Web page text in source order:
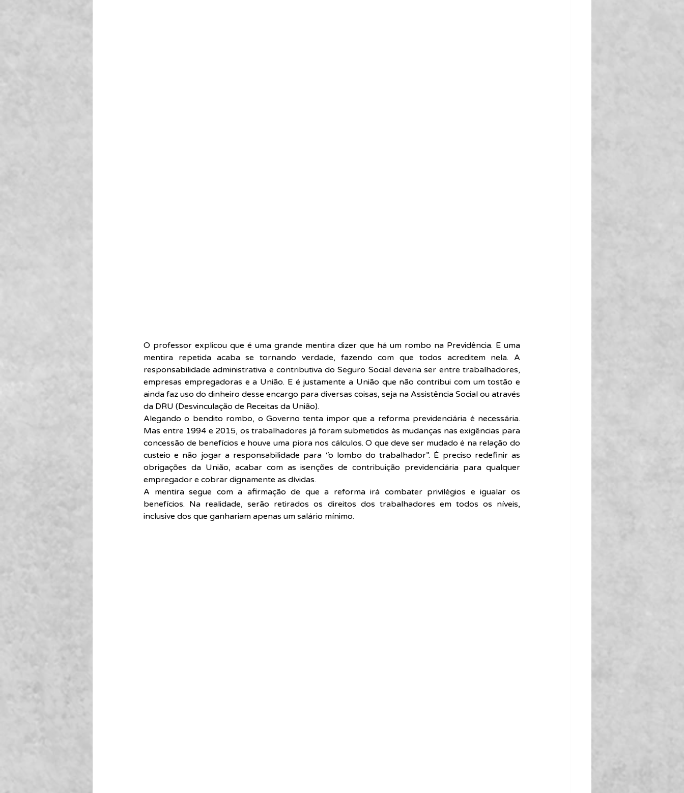
O professor explicou que é uma grande mentira dizer que há um rombo na Previdência. E uma
mentira repetida acaba se tornando verdade, fazendo com que todos acreditem nela. A
responsabilidade administrativa e contributiva do Seguro Social deveria ser entre trabalhadores,
empresas empregadoras e a União. E é justamente a União que não contribui com um tostão e
ainda faz uso do dinheiro desse encargo para diversas coisas, seja na Assistência Social ou através
da DRU (Desvinculação de Receitas da União).
Alegando o bendito rombo, o Governo tenta impor que a reforma previdenciária é necessária.
Mas entre 1994 e 2015, os trabalhadores já foram submetidos às mudanças nas exigências para
concessão de benefícios e houve uma piora nos cálculos. O que deve ser mudado é na relação do
custeio e não jogar a responsabilidade para “o lombo do trabalhador”. É preciso redefinir as
obrigações da União, acabar com as isenções de contribuição previdenciária para qualquer
empregador e cobrar dignamente as dívidas.
A mentira segue com a afirmação de que a reforma irá combater privilégios e igualar os
benefícios. Na realidade, serão retirados os direitos dos trabalhadores em todos os níveis,
inclusive dos que ganhariam apenas um salário mínimo.